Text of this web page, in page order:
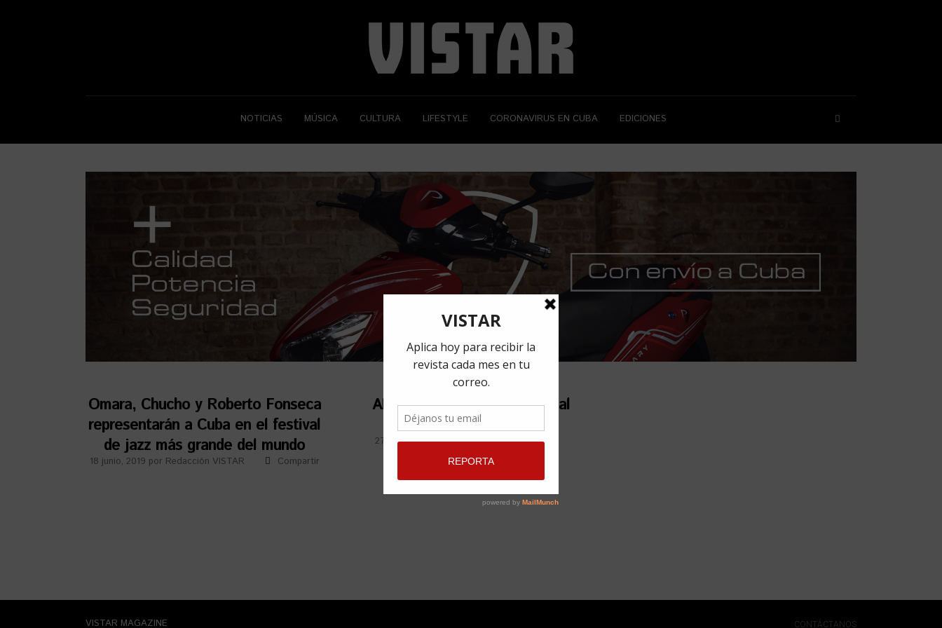
NOTICIAS MÚSICA CULTURA LIFESTYLE CORONAVIRUS EN CUBA EDICIONES
Omara, Chucho y Roberto Fonseca
representarán a Cuba en el festival
de jazz más grande del mundo
18 junio, 2019 por Redacción VISTAR Compartir
Aldo López-Gavilán regresa al
Teatro Martí
27 mayo, 2019 porTalía Jiménez Romero
VISTAR MAGAZINE CONTÁCTANOS